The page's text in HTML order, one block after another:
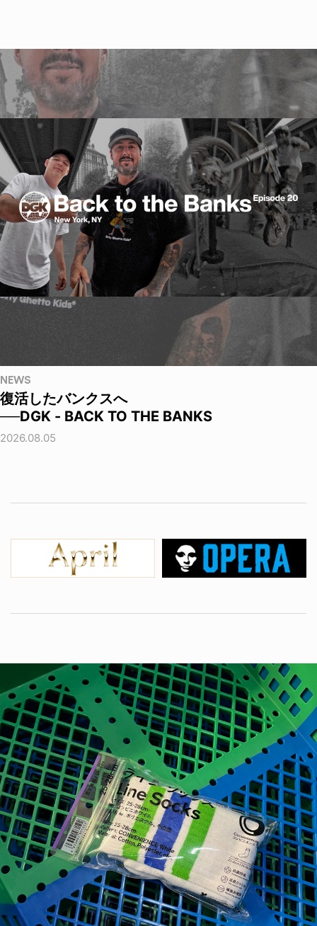
NEWS
復活したバンクスへ
──DGK - BACK TO THE BANKS
2026.08.05